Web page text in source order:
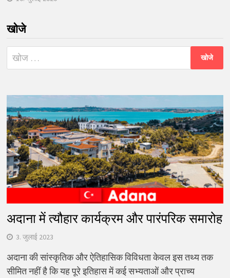
खोजे
निम्न
को
अदाना में त्यौहार कार्यक्रम और पारंपरिक समारोह
3. जुलाई 2023
अदाना की सांस्कृतिक और ऐतिहासिक विविधता केवल इस तथ्य तक
सीमित नहीं है कि यह पूरे इतिहास में कई सभ्यताओं और प्राच्य